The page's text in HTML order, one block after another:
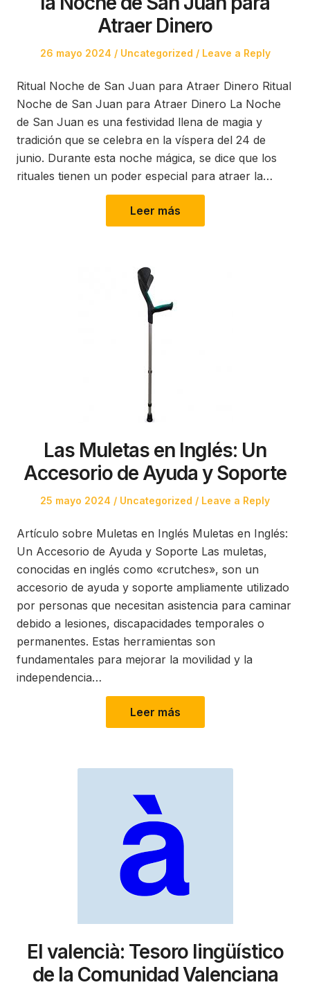
Atraer Dinero
Posted
26 mayo 2024
Posted
Uncategorized Leave a Reply
Ritual Noche de San Juan para Atraer Dinero Ritual
Noche de San Juan para Atraer Dinero La Noche
de San Juan es una festividad llena de magia y
tradición que se celebra en la víspera del 24 de
junio. Durante esta noche mágica, se dice que los
rituales tienen un poder especial para atraer la…
Leer más
Las Muletas en Inglés: Un
Accesorio de Ayuda y Soporte
Posted
25 mayo 2024
Posted
Uncategorized Leave a Reply
Artículo sobre Muletas en Inglés Muletas en Inglés:
Un Accesorio de Ayuda y Soporte Las muletas,
conocidas en inglés como «crutches», son un
accesorio de ayuda y soporte ampliamente utilizado
por personas que necesitan asistencia para caminar
debido a lesiones, discapacidades temporales o
permanentes. Estas herramientas son
fundamentales para mejorar la movilidad y la
independencia…
Leer más
El valencià: Tesoro lingüístico
de la Comunidad Valenciana